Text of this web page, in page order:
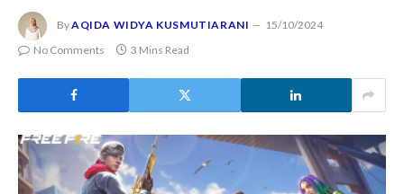
ByAQIDA WIDYA KUSMUTIARANI
15/10/2024
No Comments
3 Mins Read